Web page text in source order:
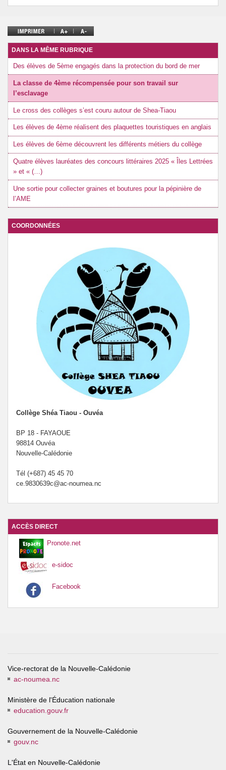
DANS LA MÊME RUBRIQUE
Des élèves de 5ème engagés dans la protection du bord de mer
La classe de 4ème récompensée pour son travail sur
l’esclavage
Le cross des collèges s’est couru autour de Shea-Tiaou
Les élèves de 4ème réalisent des plaquettes touristiques en anglais
Les élèves de 6ème découvrent les différents métiers du collège
Quatre élèves lauréates des concours littéraires 2025 « Îles Lettrées
» et « (…)
Une sortie pour collecter graines et boutures pour la pépinière de
l’AME
COORDONNÉES
Collège Shéa Tiaou - Ouvéa
BP 18 - FAYAOUE
98814 Ouvéa
Nouvelle-Calédonie
Tél (+687) 45 45 70
ce.9830639c@ac-noumea.nc
ACCÈS DIRECT
Pronote.net
e-sidoc
Facebook
Vice-rectorat de la Nouvelle-Calédonie
ac-noumea.nc
Ministère de l'Éducation nationale
education.gouv.fr
Gouvernement de la Nouvelle-Calédonie
gouv.nc
L'État en Nouvelle-Calédonie